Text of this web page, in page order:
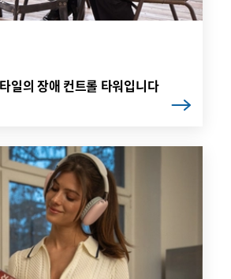
일의 장애 컨트롤 타워입니다